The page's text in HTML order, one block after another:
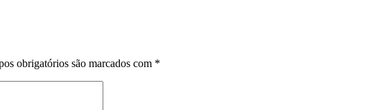
obrigatórios são marcados com *